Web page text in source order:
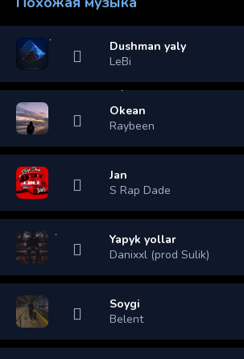
Dushman yaly
LeBi
Okean
Raybeen
Jan
S Rap Dade
Yapyk yollar
Danixxl (prod Sulik)
Soygi
Belent